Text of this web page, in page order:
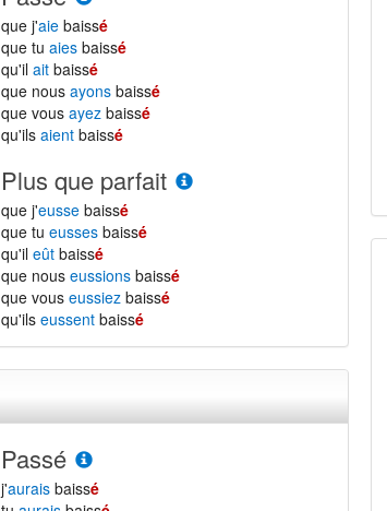
que j'aie baissé
que tuaies baissé
qu'ilait baissé
que nousayons baissé
que vousayez baissé
qu'ilsaient baissé
Plus que parfait
que j'eusse baissé
que tueusses baissé
qu'ileût baissé
que nouseussions baissé
que vouseussiez baissé
qu'ilseussent baissé
Passé
j'aurais baissé